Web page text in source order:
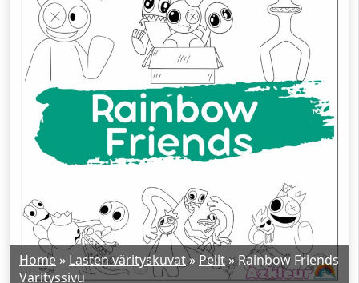
Home » Lasten värityskuvat» Pelit»Rainbow Friends
Värityssivu